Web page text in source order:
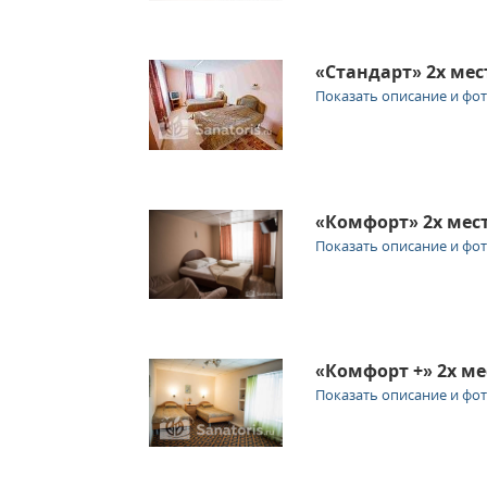
«Стандарт» 2х
Показать описание и
«Комфорт» 2х
Показать описание и
«Комфорт +» 2х
Показать описание и